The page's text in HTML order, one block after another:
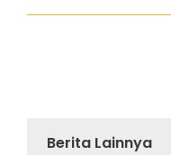
Berita Lainnya